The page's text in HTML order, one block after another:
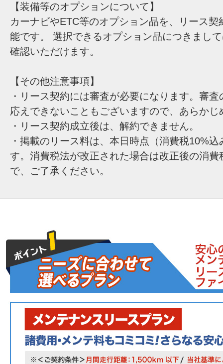
【装備等のオプションについて】
カーナビやETC等のオプション品を、リース契
能です。 選択できるオプション品につきまし
確認いただけます。
【その他注意事項】
・リース契約には審査が必要になります。審
応えできないこともございますので、あらか
・リース契約成立後は、解約できません。
・掲載のリース料は、本日時点（消費税10%
す。消費税法が改正された場合は改正後の消費
で、ご了承ください。